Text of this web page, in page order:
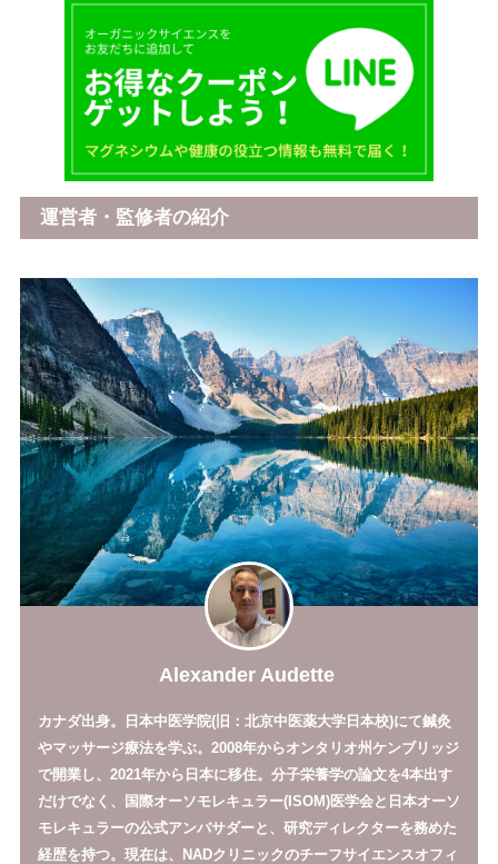
運営者・監修者の紹介
Alexander Audette
カナダ出身。日本中医学院(旧：北京中医薬大学日本校)にて鍼灸
やマッサージ療法を学ぶ。2008年からオンタリオ州ケンブリッジ
で開業し、2021年から日本に移住。分子栄養学の論文を4本出す
だけでなく、国際オーソモレキュラー(ISOM)医学会と日本オーソ
モレキュラーの公式アンバサダーと、研究ディレクターを務めた
経歴を持つ。現在は、NADクリニックのチーフサイエンスオフィ